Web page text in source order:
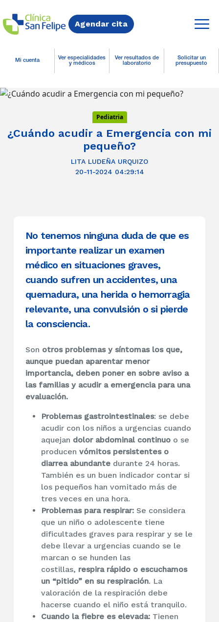
Agendar cita
Mi cuenta
Ver especialidades
y médicos
Ver resultados de
laboratorio
Solicitar un
presupuesto
Pediatria
¿Cuándo acudir a Emergencia con mi
pequeño?
LITA LUDEÑA URQUIZO
20-11-2024 04:29:14
No tenemos ninguna duda de que es
importante realizar un examen
médico en situaciones graves,
cuando sufren un accidentes, una
quemadura, una herida o hemorragia
relevante, una convulsión o si pierde
la consciencia.
Son otros problemas y síntomas los que,
aunque puedan aparentar menor
importancia, deben poner en sobre aviso a
las familias y acudir a emergencia para una
evaluación.
Problemas gastrointestinales: se debe
acudir con los niños a urgencias cuando
aquejan dolor abdominal continuo o se
producen vómitos persistentes o
diarrea abundante durante 24 horas.
También es un buen indicador contar si
los pequeños han vomitado más de
tres veces en una hora.
Problemas para respirar: Se considera
que un niño o adolescente tiene
dificultades graves para respirar y se le
debe llevar a urgencias cuando se le
marcan o se hunden las
costillas, respira rápido o escuchamos
un “pitido” en su respiración. La
valoración de la respiración debe
hacerse cuando el niño está tranquilo.
Cuando la fiebre es elevada: Tienen